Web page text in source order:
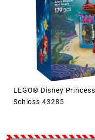
LEGO® Disney
Schloss 43285